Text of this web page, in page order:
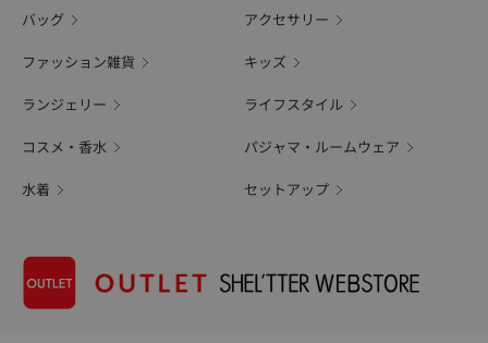
バッグ アクセサリー
ファッション雑貨 キッズ
ランジェリー ライフスタイル
コスメ・香水 パジャマ・ルームウェア
水着 セットアップ